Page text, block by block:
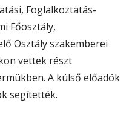
Foglalkoztatás-
Főosztály,
Osztály szakemberei
vettek részt
A külső előadók
segítették.